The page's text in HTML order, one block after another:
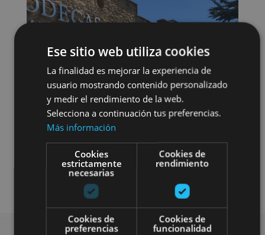
Enoturismo
Ese sitio web utiliza cookies
La finalidad es mejorar la experiencia de
usuario mostrando contenido personalizado
y medir el rendimiento de la web.
Selecciona a continuación tus preferencias.
Más información
Cookies
estrictamente
necesarias
Cookies de
rendimiento
Cookies de
preferencias
Cookies de
funcionalidad